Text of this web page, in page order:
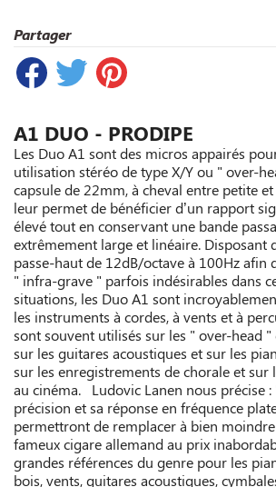
Partager
A1 DUO - PRODIPE
Les Duo A1 sont des micros appairés
utilisation stéréo de type X/Y ou " over-
capsule de 22mm, à cheval entre petite
leur permet de bénéficier d’un rapport
élevé tout en conservant une bande
extrêmement large et linéaire. Disposant
passe-haut de 12dB/octave à 100Hz afin
" infra-grave " parfois indésirables dans
situations, les Duo A1 sont
les instruments à cordes, à vents et à
sont souvent utilisés sur les " over-head "
sur les guitares acoustiques et sur les
sur les enregistrements de chorale et sur
au cinéma. Ludovic Lanen nous précise :
précision et sa réponse en fréquence
permettront de remplacer à bien
fameux cigare allemand au prix
grandes références du genre pour les
bois, vents, guitares acoustiques,